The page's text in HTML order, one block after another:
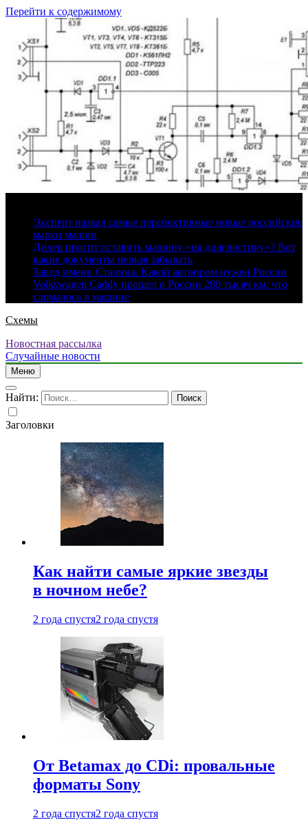
Перейти к содержимому
Эксперт назвал самые перспективные новые российские
марки машин
Дилер просит оставить машину «на диагностику»? Вот
какие документы нельзя забывать
Завод имени Сталина. Какой автопром нужен России
Volkswagen Caddy прошел в России 280 тысяч км: что
сломалось в машине
Схемы
Новостная рассылка
Случайные новости
Меню
Найти:
Заголовки
Как найти самые яркие звезды
в ночном небе?
2 года спустя2 года спустя
От Betamax до CDi: провальные
форматы Sony
2 года спустя2 года спустя